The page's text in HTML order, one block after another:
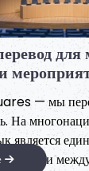
сайтов и
сильного